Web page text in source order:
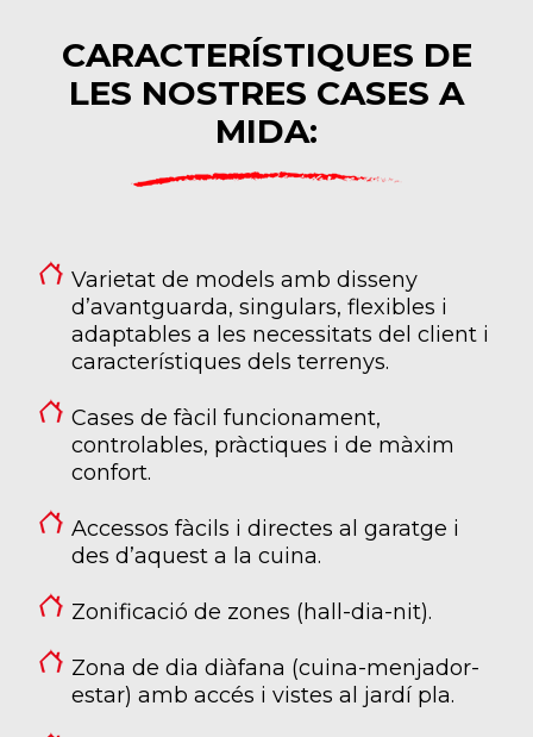
CARACTERÍSTIQUES DE
LES NOSTRES CASES A
MIDA:
Varietat de models amb disseny
d’avantguarda, singulars, flexibles i
adaptables a les necessitats del client i
característiques dels terrenys.
Cases de fàcil funcionament,
controlables, pràctiques i de màxim
confort.
Accessos fàcils i directes al garatge i
des d’aquest a la cuina.
Zonificació de zones (hall-dia-nit).
Zona de dia diàfana (cuina-menjador-
estar) amb accés i vistes al jardí pla.